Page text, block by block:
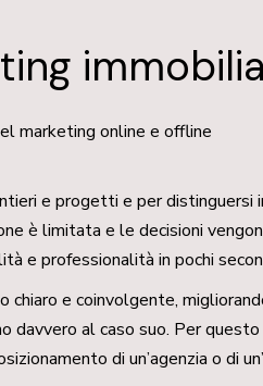
marketing online e offline
e progetti e per
è limitata e le decisioni
e professionalità in pochi
e coinvolgente,
davvero al caso suo. Per
di un’agenzia o di